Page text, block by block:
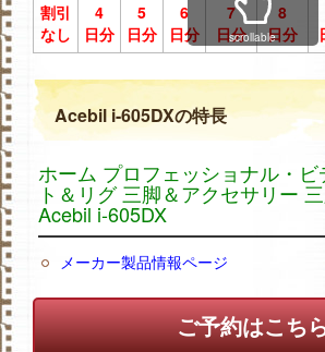
割引
なし
4
日分
5
日分
6
日分
7
日分
8
日分
scrollable
Acebil i-605DXの特長
ホーム プロフェッショナル・
ト＆リグ 三脚＆アクセサリー
Acebil i-605DX
メーカー製品情報ページ
ご予約はこち